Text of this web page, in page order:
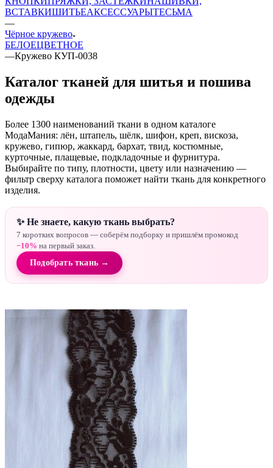
ВСТАВКИШИТЬЕАКСЕССУАРЫТЕСЬМА
—
Чёрное кружево
БЕЛОЕЦВЕТНОЕ
—Кружево КУП-0038
Каталог тканей для шитья и пошива
одежды
Более 1300 наименований ткани в одном каталоге
МодаМания: лён, штапель, шёлк, шифон, креп, вискоза,
кружево, гипюр, жаккард, бархат, твид, костюмные,
курточные, плащевые, подкладочные и фурнитура.
Выбирайте по типу, плотности, цвету или назначению —
фильтр сверху каталога поможет найти ткань для конкретного
изделия.
✨ Не знаете, какую ткань выбрать?
7 коротких вопросов — соберём подборку и пришлём промокод
−10% на первый заказ.
Подобрать ткань →